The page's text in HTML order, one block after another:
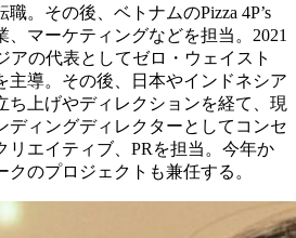
。その後、ベトナムのPizza 4P’s
、マーケティングなどを担当。2021
アの代表としてゼロ・ウェイスト
主導。その後、日本やインドネシア
ち上げやディレクションを経て、現
ディングディレクターとしてコンセ
リエイティブ、PRを担当。今年か
のプロジェクトも兼任する。